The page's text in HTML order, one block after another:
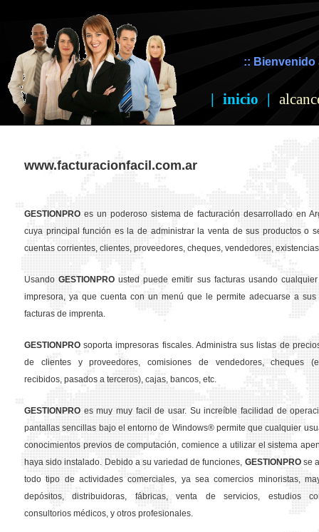
:: Bienvenido
| inicio |
www.facturacionfacil.com.ar
GESTION PRO es un poderoso sistema de facturación desarrollado en
cuya principal función es la de administrar la venta de sus productos o
cuentas corrientes, clientes, proveedores, cheques, vendedores,
Usando GESTION PRO usted puede emitir sus facturas usando
impresora, ya que cuenta con un menú que le permite adecuarse a sus
facturas de imprenta.
GESTION PRO soporta impresoras fiscales. Administra sus listas de
de clientes y proveedores, comisiones de vendedores, cheques
recibidos, pasados a terceros), cajas, bancos, etc.
GESTION PRO es muy muy facil de usar. Su increíble facilidad de
pantallas sencillas bajo el entorno de Windows® permite que cualquier
conocimientos previos de computación, comience a utilizar el sistema
haya sido instalado. Debido a su variedad de funciones, GESTION PROse
todo tipo de actividades comerciales, ya sea comercios minoristas,
depósitos, distribuidoras, fábricas, venta de servicios, estudios
consultorios médicos, y otros profesionales.